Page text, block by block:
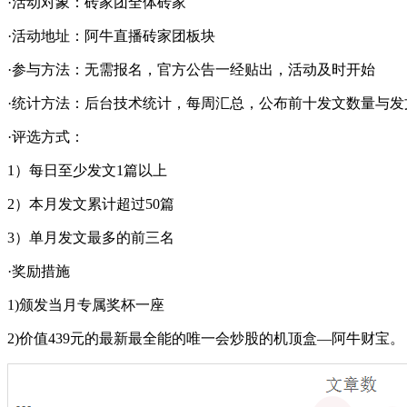
·活动地址：阿牛直播砖家团板块
·参与方法：无需报名，官方公告一经贴出，活动及时开始
·统计方法：后台技术统计，每周汇总，公布前十发文数量与
·评选方式：
1）每日至少发文1篇以上
2）本月发文累计超过50篇
3）单月发文最多的前三名
·奖励措施
1)颁发当月专属奖杯一座
2)价值439元的最新最全能的唯一会炒股的机顶盒—阿牛财宝。